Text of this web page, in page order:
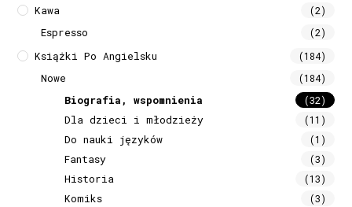
Kawa (2)
Espresso (2)
Książki Po Angielsku (184)
Nowe (184)
Biografia, wspomnienia (32)
Dla dzieci i młodzieży (11)
Do nauki języków (1)
Fantasy (3)
Historia (13)
Komiks (3)